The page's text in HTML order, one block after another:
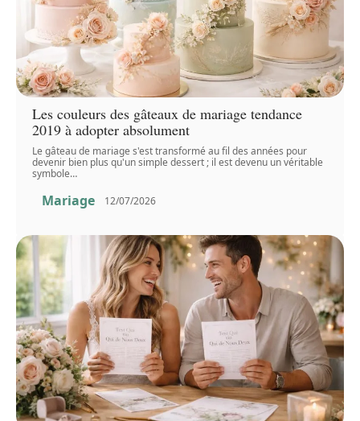
Les couleurs des gâteaux de mariage tendance
2019 à adopter absolument
Le gâteau de mariage s'est transformé au fil des années pour
devenir bien plus qu'un simple dessert ; il est devenu un véritable
symbole…
Mariage 12/07/2026